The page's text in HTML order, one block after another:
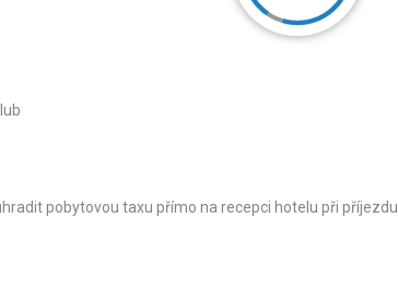
pobytovou taxu přímo na recepci hotelu při příjezdu.